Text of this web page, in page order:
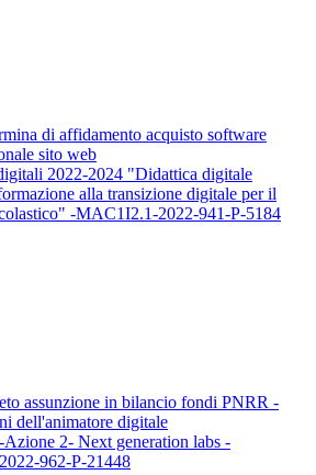
di affidamento acquisto software
sito web
2022-2024 "Didattica digitale
alla transizione digitale per il
-MAC1I2.1-2022-941-P-5184
assunzione in bilancio fondi PNRR -
dell'animatore digitale
Azione 2- Next generation labs -
962-P-21448